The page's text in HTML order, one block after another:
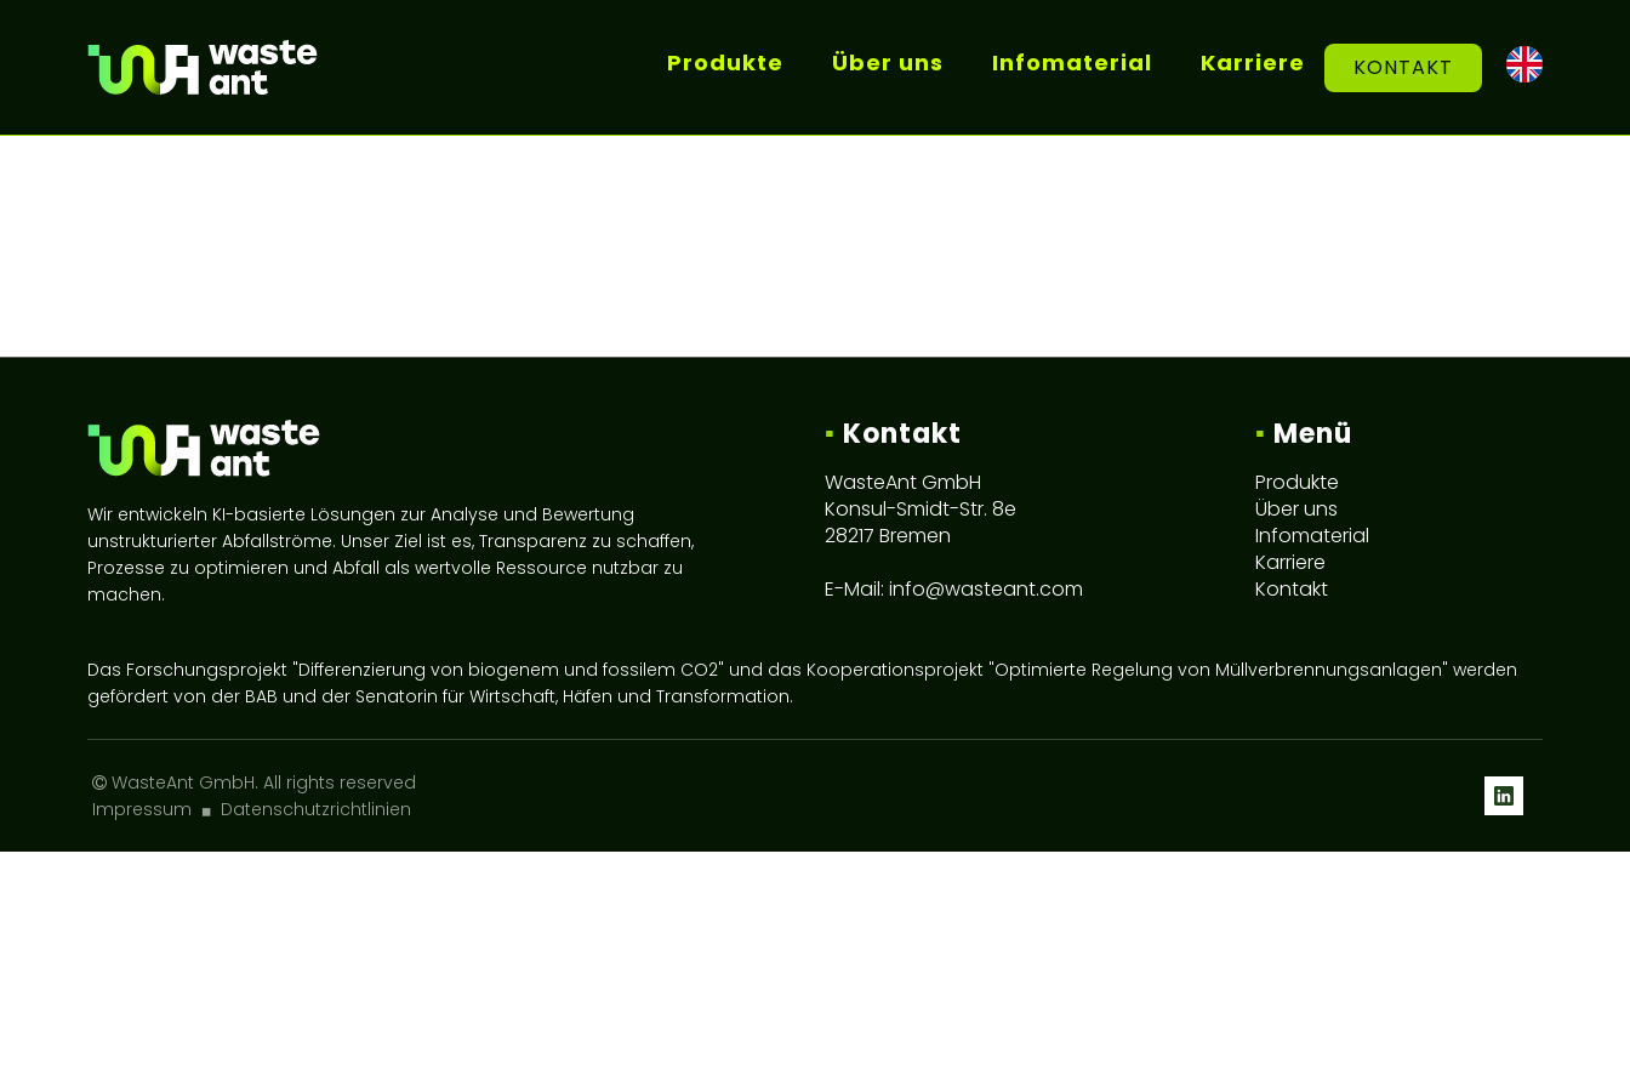
Produkte Über uns Infomaterial Karriere KONTAKT
Wir entwickeln KI-basierte Lösungen zur Analyse und Bewertung
unstrukturierter Abfallströme. Unser Ziel ist es, Transparenz zu schaffen,
Prozesse zu optimieren und Abfall als wertvolle Ressource nutzbar zu
machen.
▪ Kontakt
WasteAnt GmbH
Konsul-Smidt-Str. 8e
28217 Bremen
E-Mail: info@wasteant.com
▪ Menü
Produkte
Über uns
Infomaterial
Karriere
Kontakt
Das Forschungsprojekt "Differenzierung von biogenem und fossilem CO2" und das Kooperationsprojekt "Optimierte Regelung von Müllverbrennungsanlagen" werden
gefördert von der BAB und der Senatorin für Wirtschaft, Häfen und Transformation.
WasteAnt GmbH. All rights reserved
Impressum
◼ Datenschutzrichtlinien